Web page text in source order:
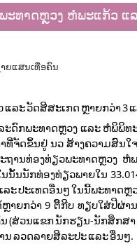
ະທາດຫຼວງ ຫໍພະແກ້ວ
ະ ວັດສີສະເກດ ຫຼາຍກວ່າ 3
ດົກພະທາດຫຼວງ ແລະ ຫໍພິພິ
ທີ່ຈັດຂຶ້ນຢູ່ ນວ ສ້າງຄວາມສົນ
ານທ່ອງທ່ຽວພະທາດຫຼວງ ຫໍ
ນນັກທ່ອງທ່ຽວພາຍໃນ
ປະເທດອື່ນໆ ໃນນີ້ພະທາດຫຼ
າຍກວ່າ 9 ຕື້ກີບ ທຽບໃສ່ປີ
(ສ່ວນແຂກ ນັກຮຽນ-ນັກສຶກສ
ລວດລາຍສິລະປະ ແລະ ອື່ນໆ.